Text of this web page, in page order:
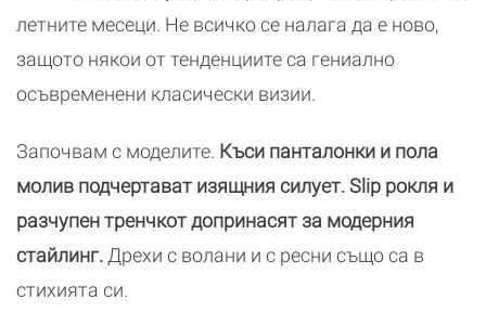
летните месеци. Не всичко се налага да е ново,
защото някои от тенденциите са гениално
осъвременени класически визии.
Започвам с моделите. Къси панталонки и пола
молив подчертават изящния силует.Slip рокля и
разчупен тренчкот допринасят за модерния
стайлинг. Дрехи с волани и с ресни също са в
стихията си.